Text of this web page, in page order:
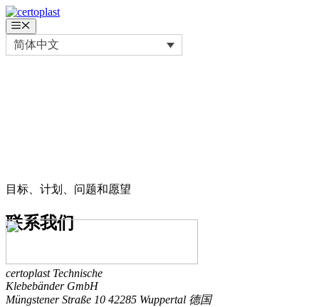
跳
至
内
容
菜
单
简体中文
目标、计划、问题和愿望
联系我们
certoplast Technische
Klebebänder GmbH
Müngstener Straße 10 42285 Wuppertal 德国